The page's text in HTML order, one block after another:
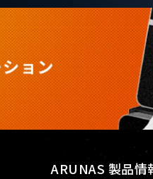
ARUNAS 製品情